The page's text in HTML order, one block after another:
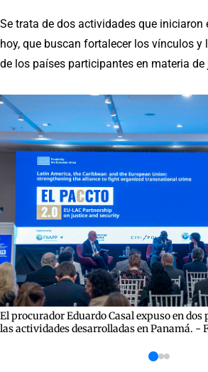
Se trata de dos actividades que iniciaron
hoy, que buscan fortalecer los vínculos y
de los países participantes en materia
El procurador Eduardo Casal expuso en dos
las actividades desarrolladas en Panamá. -